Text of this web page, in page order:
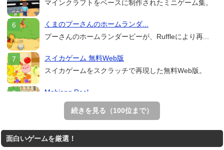
マインクラフトをベースに制作されたミニゲーム集。
くまのプーさんのホームランダ...
プーさんのホームランダービーが、Ruffleにより再...
スイカゲーム 無料Web版
スイカゲームをスクラッチで再現した無料Web版。
Mahjong Real
リアルな麻雀牌を使う18種類の上海ゲーム。
王国を構築していく放置系のシミュレーションゲーム。
続きを見る（100位まで）
面白いゲームを厳選！